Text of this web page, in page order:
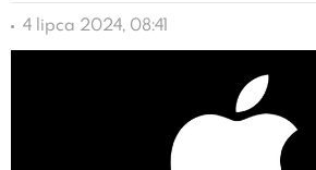
4 lipca 2024, 08:41